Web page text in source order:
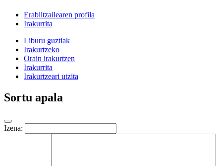
Erabiltzailearen profila
Irakurrita
Liburu guztiak
Irakurtzeko
Orain irakurtzen
Irakurrita
Irakurtzeari utzita
Sortu apala
Izena: